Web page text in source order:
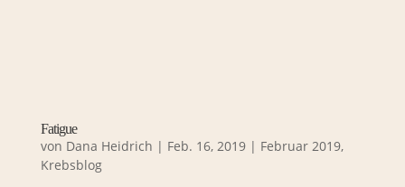
Fatigue
von Dana Heidrich | Feb. 16, 2019| Februar 2019,
Krebsblog